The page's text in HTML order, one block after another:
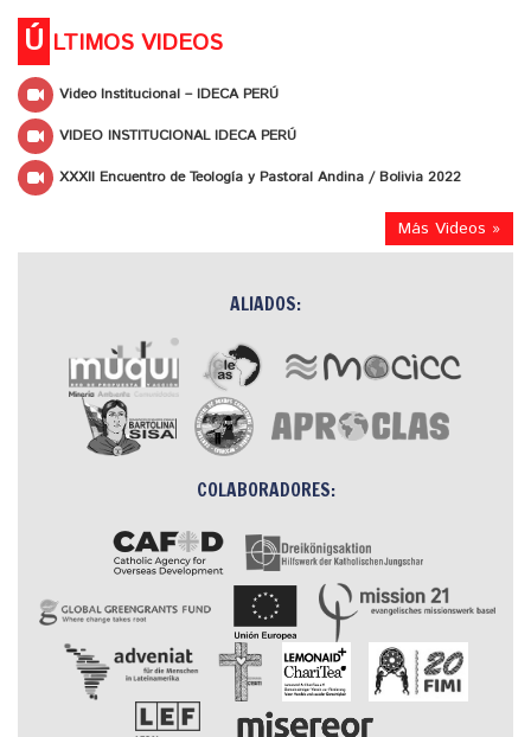
Ú LTIMOS VIDEOS
Video Institucional – IDECA PERÚ
VIDEO INSTITUCIONAL IDECA PERÚ
XXXII Encuentro de Teología y Pastoral Andina / Bolivia 2022
Más Videos »
ALIADOS:
COLABORADORES: